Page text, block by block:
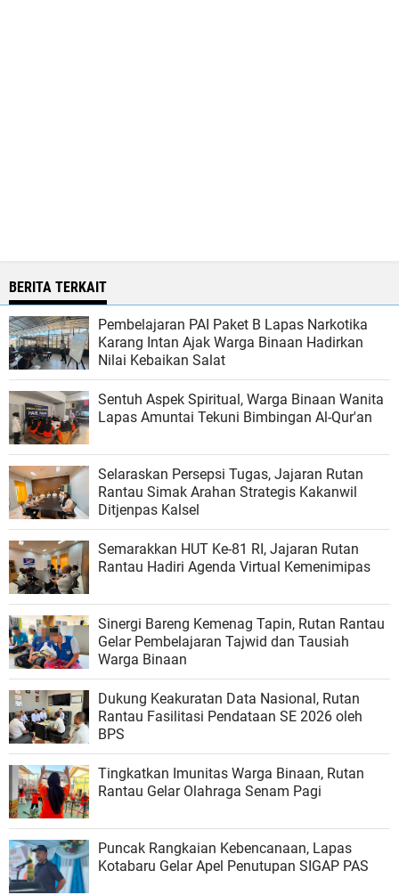
BERITA TERKAIT
Pembelajaran PAI Paket B Lapas Narkotika
Karang Intan Ajak Warga Binaan Hadirkan
Nilai Kebaikan Salat
Sentuh Aspek Spiritual, Warga Binaan Wanita
Lapas Amuntai Tekuni Bimbingan Al-Qur'an
Selaraskan Persepsi Tugas, Jajaran Rutan
Rantau Simak Arahan Strategis Kakanwil
Ditjenpas Kalsel
Semarakkan HUT Ke-81 RI, Jajaran Rutan
Rantau Hadiri Agenda Virtual Kemenimipas
Sinergi Bareng Kemenag Tapin, Rutan Rantau
Gelar Pembelajaran Tajwid dan Tausiah
Warga Binaan
Dukung Keakuratan Data Nasional, Rutan
Rantau Fasilitasi Pendataan SE 2026 oleh
BPS
Tingkatkan Imunitas Warga Binaan, Rutan
Rantau Gelar Olahraga Senam Pagi
Puncak Rangkaian Kebencanaan, Lapas
Kotabaru Gelar Apel Penutupan SIGAP PAS